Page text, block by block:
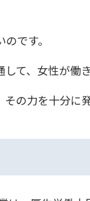
です。
て、女性が働
の力を十分に